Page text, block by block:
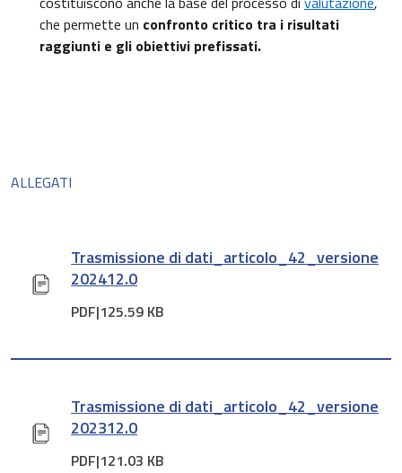
che permette un confronto critico tra i risultati
raggiunti e gli obiettivi prefissati.
ALLEGATI
Trasmissione di dati_articolo_42_versione
202412.0
PDF|125.59 KB
Trasmissione di dati_articolo_42_versione
202312.0
PDF|121.03 KB